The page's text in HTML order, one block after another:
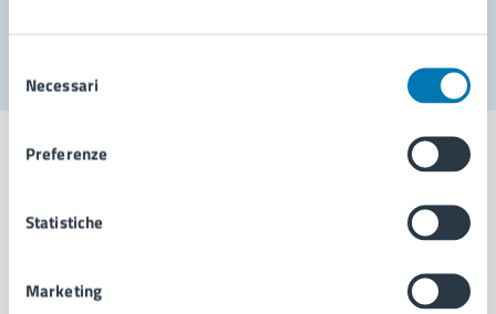
delNecessari
Preferenze
Statistiche
Marketing
Comune di Napoli
AMMINISTRAZIONE